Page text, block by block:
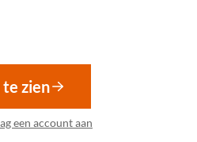
te zien
een account aan